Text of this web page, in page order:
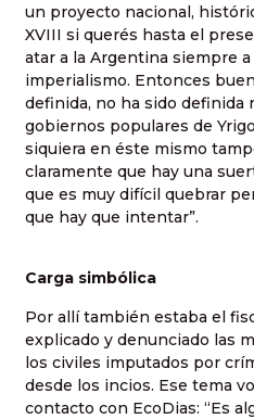
un proyecto nacional,
XVIII si querés hasta el
atar a la Argentina siempre
imperialismo. Entonces
definida, no ha sido definida
gobiernos populares de
siquiera en éste mismo
claramente que hay una
que es muy difícil quebrar
que hay que intentar”.
Carga simbólica
Por allí también estaba el
explicado y denunciado las
los civiles imputados por
desde los incios. Ese tema
contacto con EcoDias: “Es